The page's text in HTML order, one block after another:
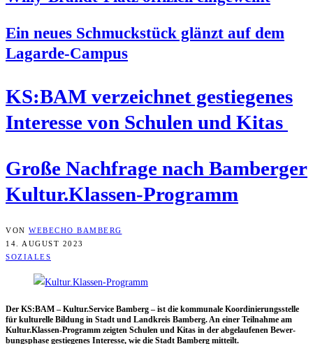
Ein neu­es Schmuck­stück glänzt auf dem
Lagarde-Campus
KS:BAM ver­zeich­net gestie­ge­nes
Inter­es­se von Schu­len und Kitas
Gro­ße Nach­fra­ge nach Bam­ber­ger
Kultur.Klassen-Programm
VON WEBECHO BAMBERG
14. AUGUST 2023
SOZIALES
Der KS:BAM – Kultur.Service Bam­berg – ist die kom­mu­na­le Koor­di­nie­rungs­stel­le
für kul­tu­rel­le Bil­dung in Stadt und Land­kreis Bam­berg. An einer Teil­nah­me am
Kultur.Klassen-Programm zeig­ten Schu­len und Kitas in der abge­lau­fe­nen Bewer­
bungs­pha­se gestie­ge­nes Inter­es­se, wie die Stadt Bam­berg mitteilt.